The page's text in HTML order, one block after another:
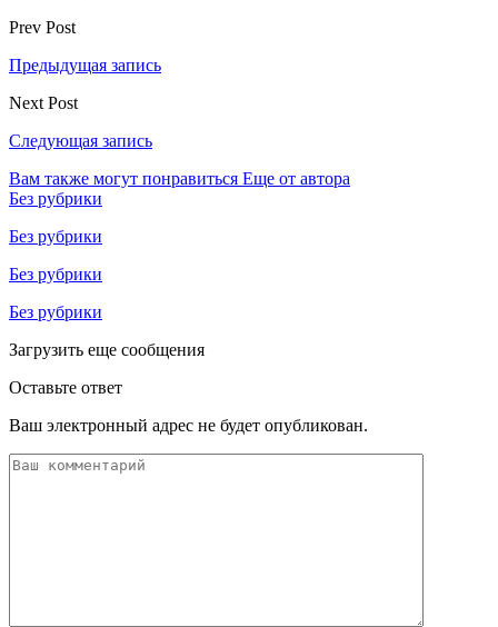
Prev Post
Предыдущая запись
Next Post
Следующая запись
Вам также могут понравиться Еще от автора
Без рубрики
Без рубрики
Без рубрики
Без рубрики
Загрузить еще сообщения
Оставьте ответ
Ваш электронный адрес не будет опубликован.